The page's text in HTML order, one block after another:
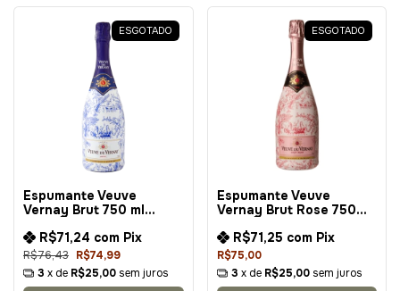
ESGOTADO
Espumante Veuve
Vernay Brut 750 ml
R$76,43 R$74,99
R$71,24 com Pix
3 x de R$25,00 sem juros
ESGOTADO
Espumante Veuve
Vernay Brut Rose 750ml
R$75,00
R$71,25 com Pix
3 x de R$25,00 sem juros